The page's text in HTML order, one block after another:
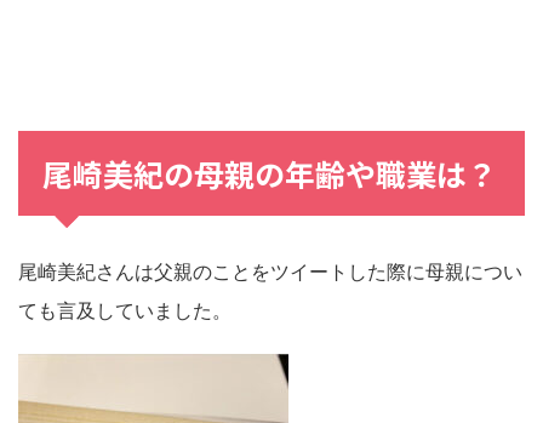
尾崎美紀の母親の年齢や職業は？
尾崎美紀さんは父親のことをツイートした際に母親につい
ても言及していました。